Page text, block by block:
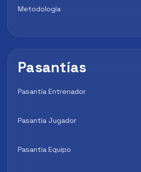
Metodología
Pasantías
Pasantía Entrenador
Pasantía Jugador
Pasantía Equipo